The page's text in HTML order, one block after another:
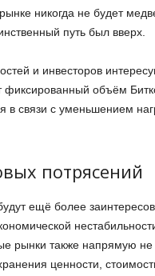
никогда не будет
путь был вверх.
и инвесторов
объём
в связи с уменьшением
потрясений
ещё более
рынки также напрямую
ценности,